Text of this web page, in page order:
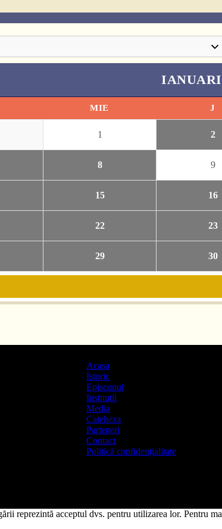
MIE J
1 2
8 9
15 16
22 23
29 30
Acasa
Istoric
Episcopul
Institutii
Media
Cateheza
Parteneri
Contact
Politică confidențialitate
reprezintă acceptul dvs. pentru utilizarea lor.